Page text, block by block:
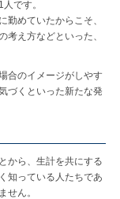
です。
勤めていたからこそ、
考え方などといった、
合のイメージがしやす
づくといった新たな発
から、生計を共にする
知っている人たちであ
せん。